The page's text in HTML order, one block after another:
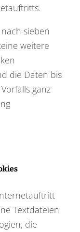
sieben
weitere
die Daten bis
ganz
Textdateien
die